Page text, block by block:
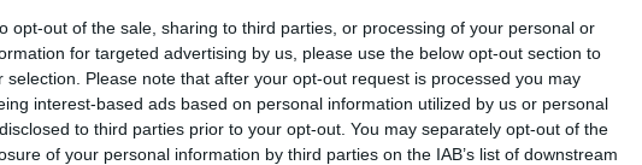
opt-out of the sale, sharing to third parties, or processing of your personal or
for targeted advertising by us, please use the below opt-out section to
selection. Please note that after your opt-out request is processed you may
interest-based ads based on personal information utilized by us or personal
to third parties prior to your opt-out. You may separately opt-out of the
of your personal information by third parties on the IAB’s list of downstream